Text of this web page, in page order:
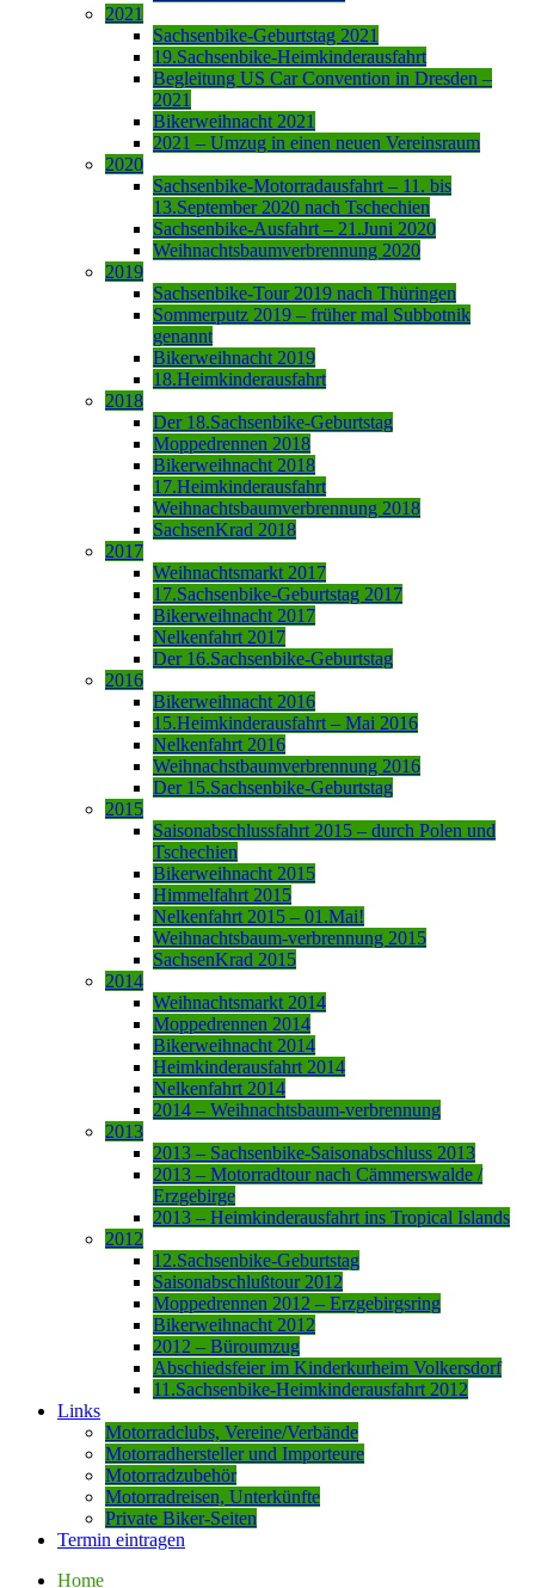
2021
Sachsenbike-Geburtstag 2021
19.Sachsenbike-Heimkinderausfahrt
Begleitung US Car Convention in Dresden –
2021
Bikerweihnacht 2021
2021 – Umzug in einen neuen Vereinsraum
2020
Sachsenbike-Motorradausfahrt – 11. bis
13.September 2020 nach Tschechien
Sachsenbike-Ausfahrt – 21.Juni 2020
Weihnachtsbaumverbrennung 2020
2019
Sachsenbike-Tour 2019 nach Thüringen
Sommerputz 2019 – früher mal Subbotnik
genannt
Bikerweihnacht 2019
18.Heimkinderausfahrt
2018
Der 18.Sachsenbike-Geburtstag
Moppedrennen 2018
Bikerweihnacht 2018
17.Heimkinderausfahrt
Weihnachtsbaumverbrennung 2018
SachsenKrad 2018
2017
Weihnachtsmarkt 2017
17.Sachsenbike-Geburtstag 2017
Bikerweihnacht 2017
Nelkenfahrt 2017
Der 16.Sachsenbike-Geburtstag
2016
Bikerweihnacht 2016
15.Heimkinderausfahrt – Mai 2016
Nelkenfahrt 2016
Weihnachstbaumverbrennung 2016
Der 15.Sachsenbike-Geburtstag
2015
Saisonabschlussfahrt 2015 – durch Polen und
Tschechien
Bikerweihnacht 2015
Himmelfahrt 2015
Nelkenfahrt 2015 – 01.Mai!
Weihnachtsbaum-verbrennung 2015
SachsenKrad 2015
2014
Weihnachtsmarkt 2014
Moppedrennen 2014
Bikerweihnacht 2014
Heimkinderausfahrt 2014
Nelkenfahrt 2014
2014 – Weihnachtsbaum-verbrennung
2013
2013 – Sachsenbike-Saisonabschluss 2013
2013 – Motorradtour nach Cämmerswalde /
Erzgebirge
2013 – Heimkinderausfahrt ins Tropical Islands
2012
12.Sachsenbike-Geburtstag
Saisonabschlußtour 2012
Moppedrennen 2012 – Erzgebirgsring
Bikerweihnacht 2012
2012 – Büroumzug
Abschiedsfeier im Kinderkurheim Volkersdorf
11.Sachsenbike-Heimkinderausfahrt 2012
Links
Motorradclubs, Vereine/Verbände
Motorradhersteller und Importeure
Motorradzubehör
Motorradreisen, Unterkünfte
Private Biker-Seiten
Termin eintragen
Home